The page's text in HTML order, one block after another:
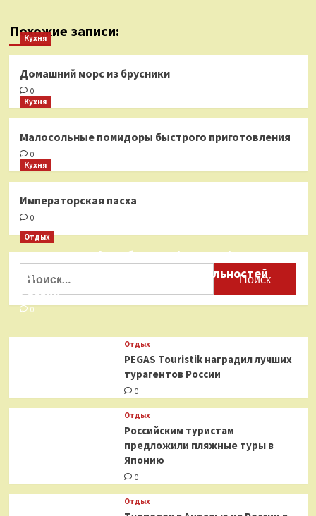
Похожие записи:
Кухня
Домашний морс из брусники
0
Кухня
Малосольные помидоры быстрого приготовления
0
Кухня
Императорская пасха
0
Отдых
Бесплатные фотобанки с фотографиями
туристических достопримечательностей
России
0
Отдых
PEGAS Touristik наградил лучших
турагентов России
0
Отдых
Российским туристам
предложили пляжные туры в
Японию
0
Отдых